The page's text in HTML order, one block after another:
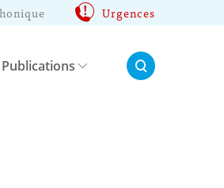
Urgences
Publications Rechercher: